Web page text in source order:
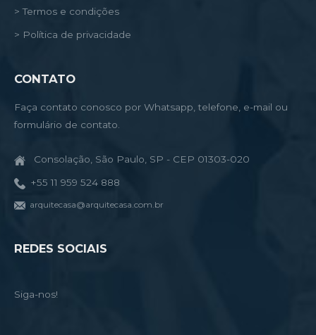
> Termos e condições
> Política de privacidade
CONTATO
Faça contato conosco por Whatsapp, telefone, e-mail ou
formulário de contato.
Consolação, São Paulo, SP - CEP 01303-020
+55 11 959 524 888
arquitecasa@arquitecasa.com.br
REDES SOCIAIS
Siga-nos!